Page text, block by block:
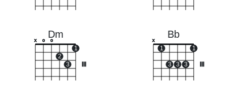
Dm
x o o
2
3
1
Bb
x
1
3 3 3
1